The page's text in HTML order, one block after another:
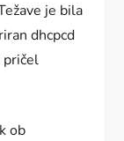
je bila
dhcpcd
pričel
ob